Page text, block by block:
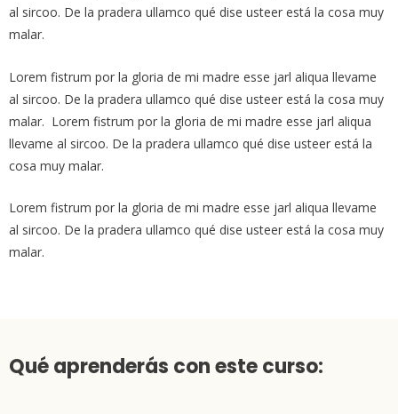
al sircoo. De la pradera ullamco qué dise usteer está la cosa muy
malar.
Lorem fistrum por la gloria de mi madre esse jarl aliqua llevame
al sircoo. De la pradera ullamco qué dise usteer está la cosa muy
malar. Lorem fistrum por la gloria de mi madre esse jarl aliqua
llevame al sircoo. De la pradera ullamco qué dise usteer está la
cosa muy malar.
Lorem fistrum por la gloria de mi madre esse jarl aliqua llevame
al sircoo. De la pradera ullamco qué dise usteer está la cosa muy
malar.
Qué aprenderás con este curso: